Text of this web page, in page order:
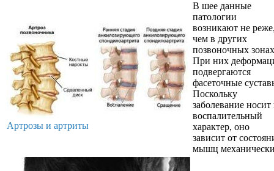
Артрозы и артриты
В шее данные
патологии
возникают не
чем в других
позвоночных
При них
подвергаются
фасеточные
Поскольку
заболевание носит
воспалительный
характер, оно
зависит от
мышц